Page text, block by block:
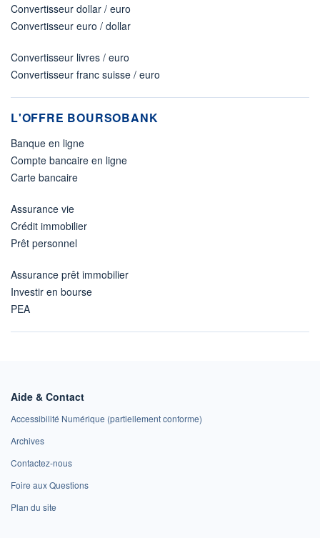
Convertisseur dollar / euro
Convertisseur euro / dollar
Convertisseur livres / euro
Convertisseur franc suisse / euro
L'OFFRE BOURSOBANK
Banque en ligne
Compte bancaire en ligne
Carte bancaire
Assurance vie
Crédit immobilier
Prêt personnel
Assurance prêt immobilier
Investir en bourse
PEA
Aide & Contact
Accessibilité Numérique (partiellement conforme)
Archives
Contactez-nous
Foire aux Questions
Plan du site